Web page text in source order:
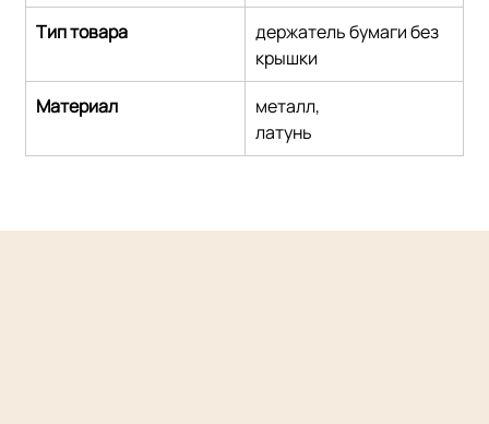
Тип товара
держатель бумаги без
крышки
Материал
металл,
латунь